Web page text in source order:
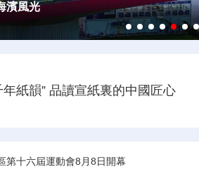
：駐華外交官在皖拋出合作橄欖枝
紙韻” 品讀宣紙裏的中國匠心
第十六屆運動會8月8日開幕